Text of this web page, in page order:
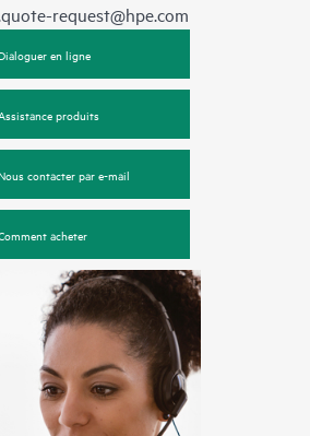
request@hpe.com
en ligne
produits
contacter par e-mail
acheter